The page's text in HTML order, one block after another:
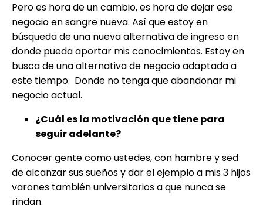
Pero es hora de un cambio, es hora de dejar ese
negocio en sangre nueva. Así que estoy en
búsqueda de una nueva alternativa de ingreso en
donde pueda aportar mis conocimientos. Estoy en
busca de una alternativa de negocio adaptada a
este tiempo. Donde no tenga que abandonar mi
negocio actual.
¿Cuál es la motivación que tiene para
seguir adelante?
Conocer gente como ustedes, con hambre y sed
de alcanzar sus sueños y dar el ejemplo a mis 3 hijos
varones también universitarios a que nunca se
rindan.